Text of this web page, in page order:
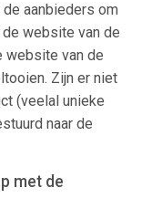
aanbieders om
de website van de
website van de
Zijn er niet
(veelal unieke
naar de
met de